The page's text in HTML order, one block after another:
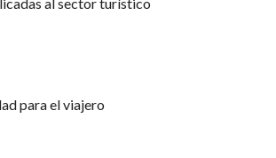
para el viajero